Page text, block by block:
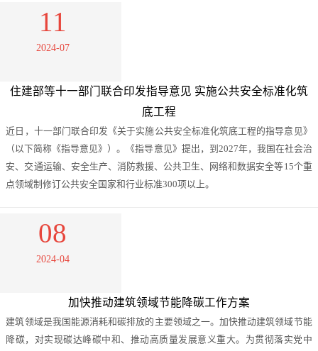
11
2024-07
住建部等十一部门联合印发指导意见 实施公共安全标准化筑
底工程
近日，十一部门联合印发《关于实施公共安全标准化筑底工程的指导意见》
（以下简称《指导意见》）。《指导意见》提出，到2027年，我国在社会治
安、交通运输、安全生产、消防救援、公共卫生、网络和数据安全等15个重
点领域制修订公共安全国家和行业标准300项以上。
08
2024-04
加快推动建筑领域节能降碳工作方案
建筑领域是我国能源消耗和碳排放的主要领域之一。加快推动建筑领域节能
降碳，对实现碳达峰碳中和、推动高质量发展意义重大。为贯彻落实党中